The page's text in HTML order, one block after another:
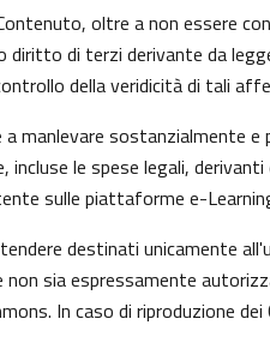
oltre a non essere
diritto di terzi derivante da
della veridicità di tali
manlevare sostanzialmente e
le spese legali,
sulle piattaforme e-
destinati unicamente
sia espressamente
In caso di riproduzione